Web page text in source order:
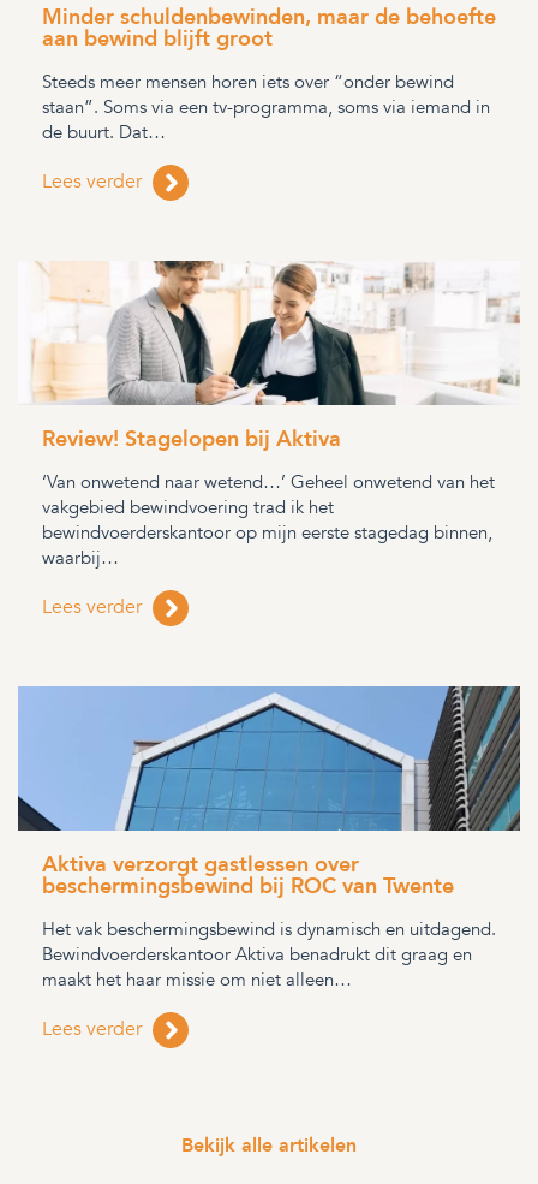
Minder schuldenbewinden, maar de behoefte
aan bewind blijft groot
Steeds meer mensen horen iets over “onder bewind
staan”. Soms via een tv-programma, soms via iemand in
de buurt. Dat…
Lees verder
Review! Stagelopen bij Aktiva
‘Van onwetend naar wetend…’ Geheel onwetend van het
vakgebied bewindvoering trad ik het
bewindvoerderskantoor op mijn eerste stagedag binnen,
waarbij…
Lees verder
Aktiva verzorgt gastlessen over
beschermingsbewind bij ROC van Twente
Het vak beschermingsbewind is dynamisch en uitdagend.
Bewindvoerderskantoor Aktiva benadrukt dit graag en
maakt het haar missie om niet alleen…
Lees verder
Bekijk alle artikelen